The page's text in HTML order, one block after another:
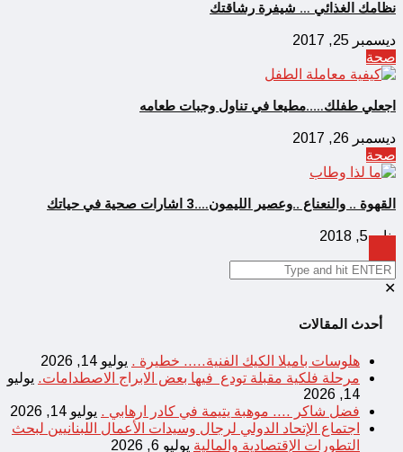
نظامك الغذائي … شيفرة رشاقتك
ديسمبر 25, 2017
صحة
اجعلي طفلك…..مطيعا في تناول وجبات طعامه
ديسمبر 26, 2017
صحة
القهوة .. والنعناع ..وعصير الليمون….3 اشارات صحية في حياتك
يناير 5, 2018
✕
أحدث المقالات
هلوسات باميلا الكيك الفنية….. خطيرة . يوليو 14, 2026
مرحلة فلكية مقبلة تودع فيها بعض الابراج الاصطدامات. يوليو
14, 2026
فضل شاكر …. موهبة يتيمة في كادر ارهابي . يوليو 14, 2026
اجتماع الإتحاد الدولي لرجال وسيدات الأعمال اللبنانيين لبحث
التطورات الإقتصادية والمالية يوليو 6, 2026